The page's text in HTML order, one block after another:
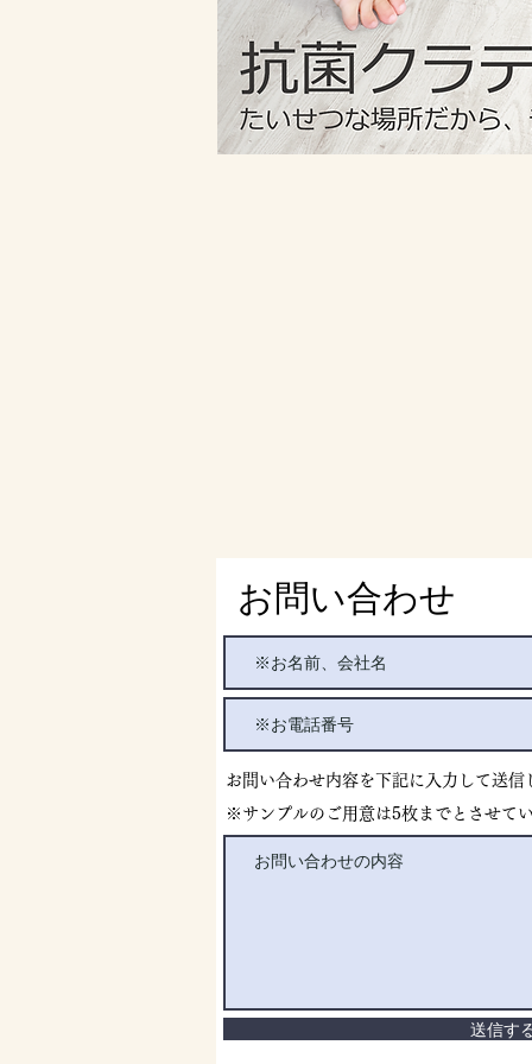
お問い合わせ
お問い合わせ内容を下記に入力して送
​※サンプルのご用意は5枚までとさせて
送信す